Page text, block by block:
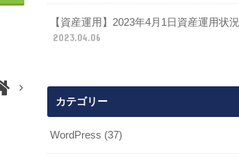
【資産運用】2023年4月1日資産運用状況
2023.04.06
カテゴリー
WordPress (37)